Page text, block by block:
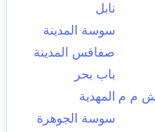
نابل
سوسة المدينة
صفاقس المدينة
باب بحر
المهدية
سوسة الجوهرة